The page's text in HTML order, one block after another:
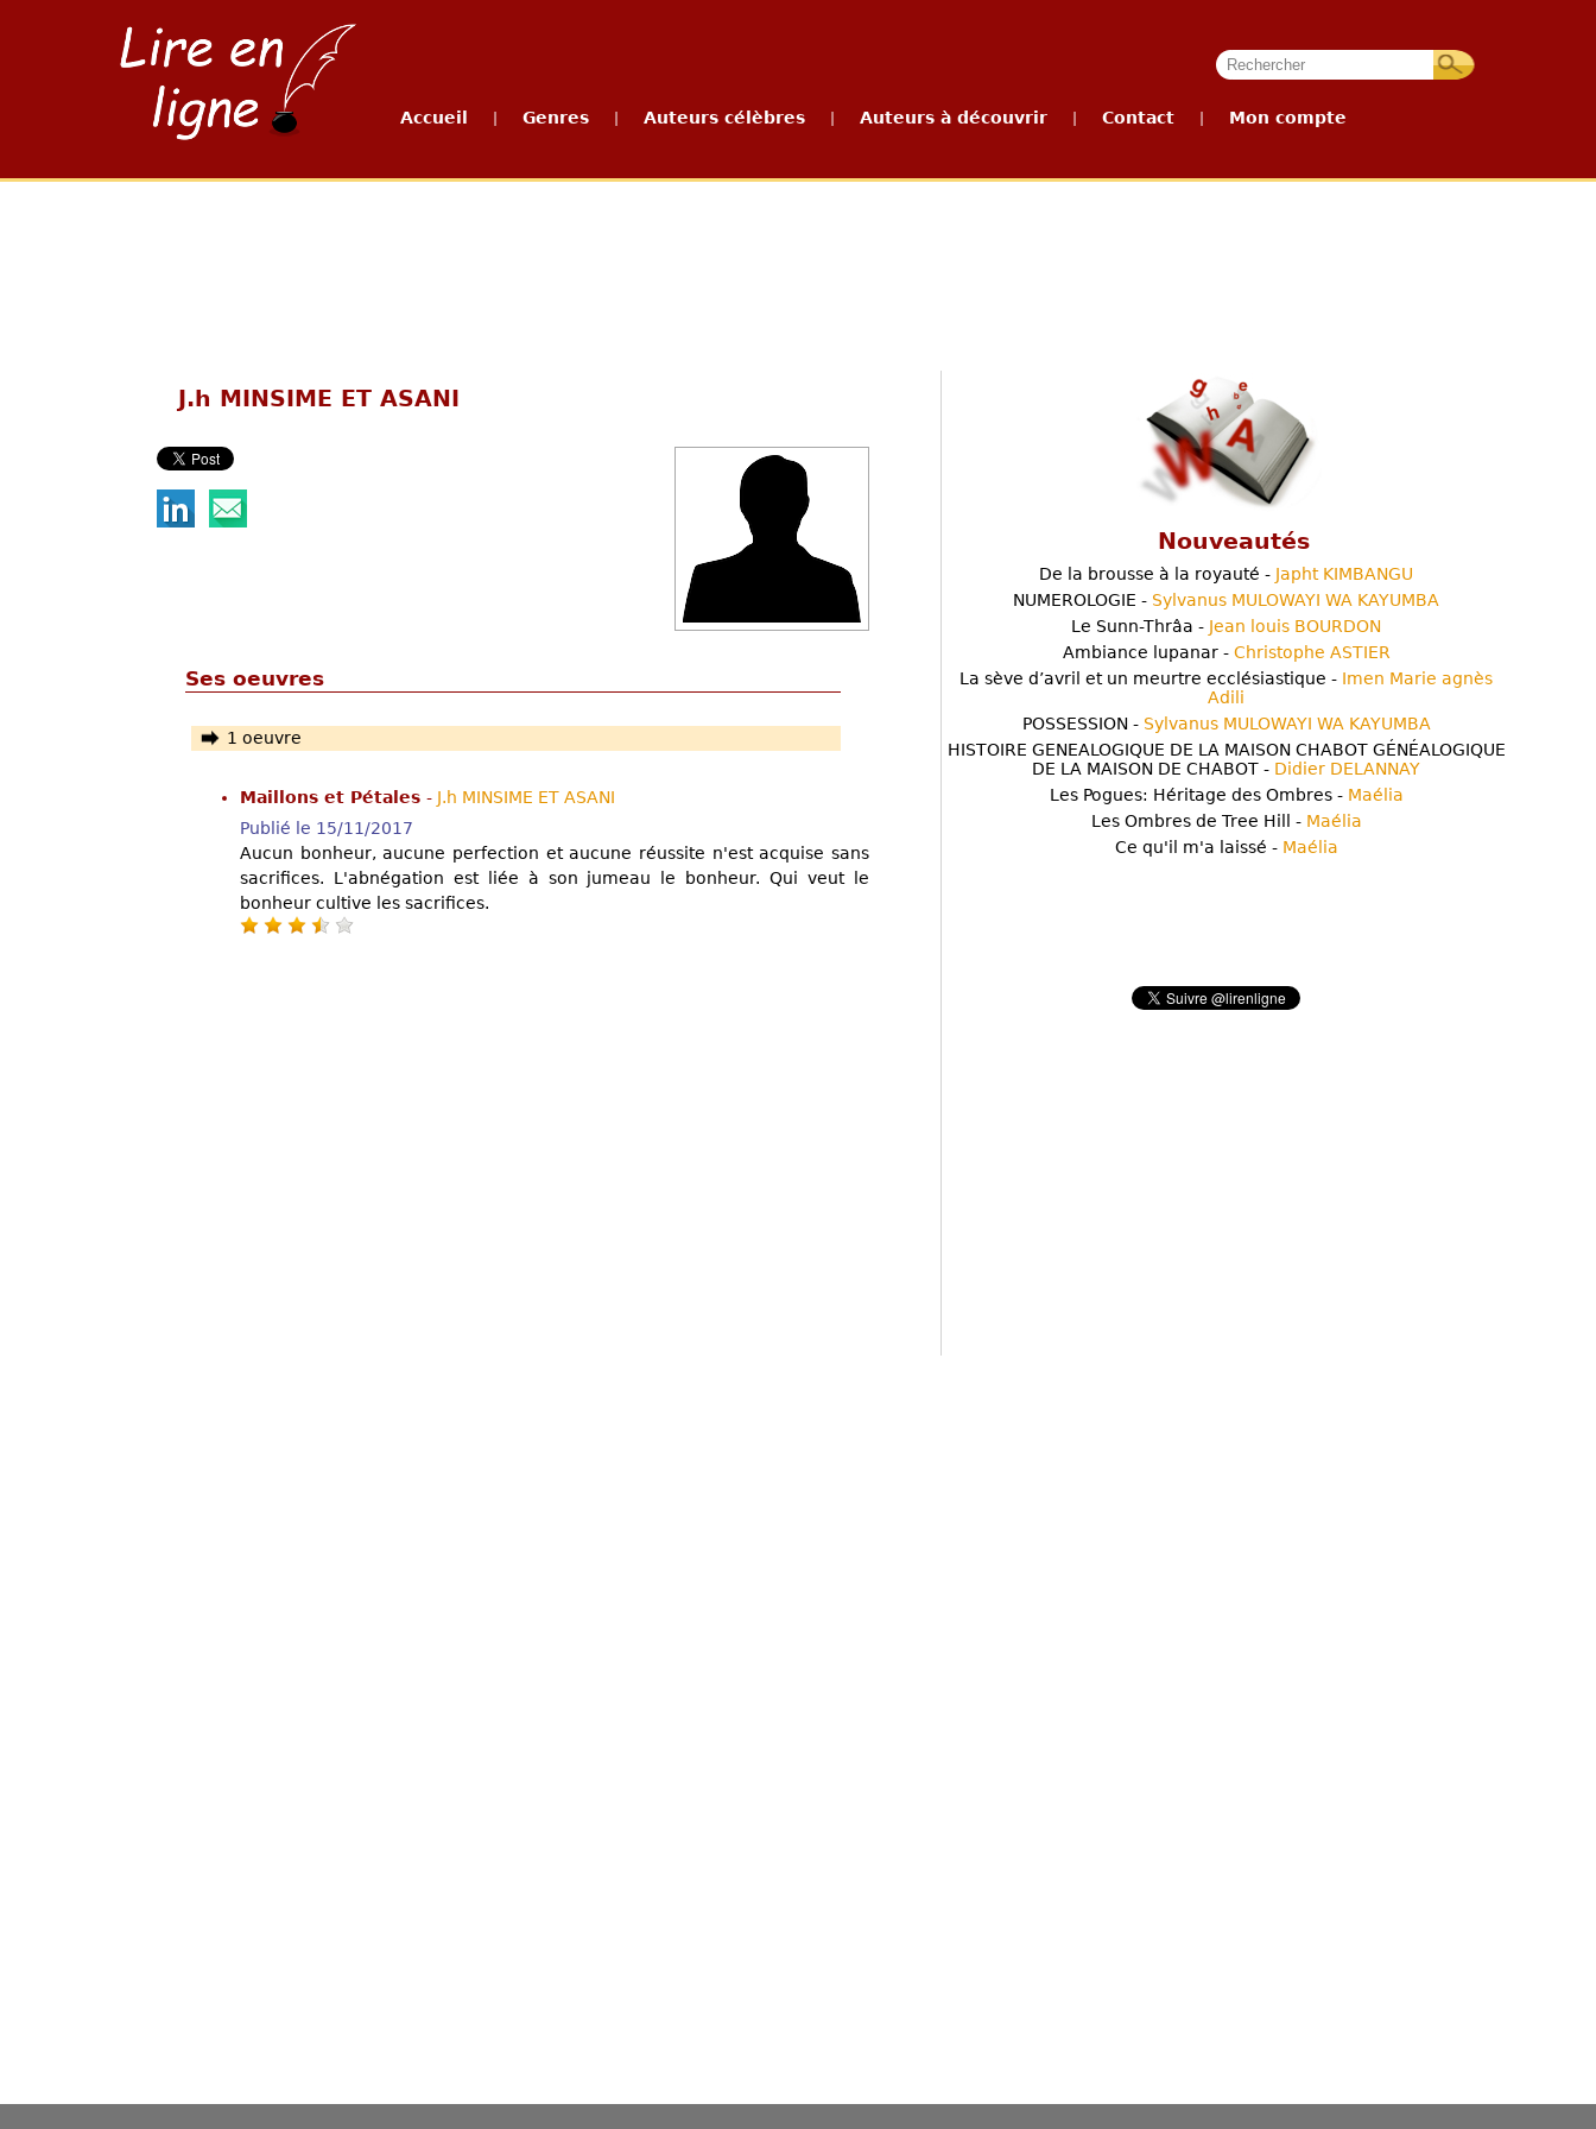
Accueil Genres Auteurs célèbres Auteurs à découvrir Contact Mon compte
J.h MINSIME ET ASANI
Ses oeuvres
1 oeuvre
Maillons et Pétales - J.h MINSIME ET ASANI
Publié le 15/11/2017
Aucun bonheur, aucune perfection et aucune réussite n'est acquise sans
sacrifices. L'abnégation est liée à son jumeau le bonheur. Qui veut le
bonheur cultive les sacrifices.
Nouveautés
De la brousse à la royauté - Japht KIMBANGU
NUMEROLOGIE - Sylvanus MULOWAYI WA KAYUMBA
Le Sunn-Thrâa - Jean louis BOURDON
Ambiance lupanar - Christophe ASTIER
La sève d’avril et un meurtre ecclésiastique - Imen Marie agnès
Adili
POSSESSION - Sylvanus MULOWAYI WA KAYUMBA
HISTOIRE GENEALOGIQUE DE LA MAISON CHABOT GÉNÉALOGIQUE
DE LA MAISON DE CHABOT - Didier DELANNAY
Les Pogues: Héritage des Ombres - Maélia
Les Ombres de Tree Hill - Maélia
Ce qu'il m'a laissé - Maélia